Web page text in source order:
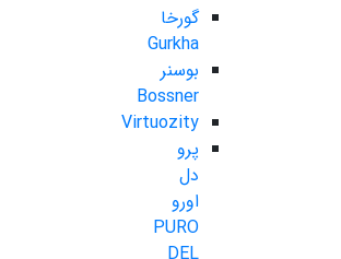
گورخا
Gurkha
بوسنر
Bossner
Virtuozity
پرو
دل
اورو
PURO